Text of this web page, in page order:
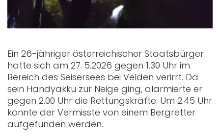
Ein 26-jähriger österreichischer Staatsbürger
hatte sich am 27. 5.2026 gegen 1.30 Uhr im
Bereich des Seisersees bei Velden verirrt. Da
sein Handyakku zur Neige ging, alarmierte er
gegen 2.00 Uhr die Rettungskräfte. Um 2.45 Uhr
konnte der Vermisste von einem Bergretter
aufgefunden werden.